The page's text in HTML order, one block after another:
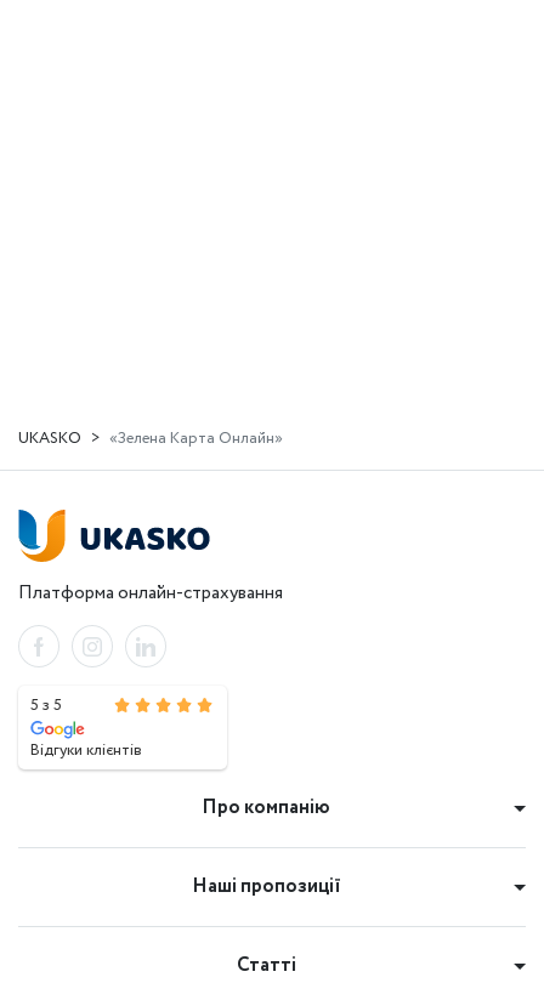
UKASKO «Зелена Карта Онлайн»
Платформа онлайн-страхування
5 з 5
Відгуки клієнтів
Про компанію
Наші пропозиції
Статті